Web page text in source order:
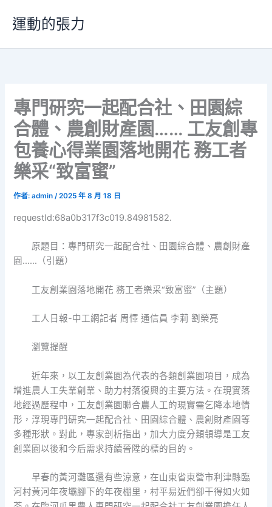
要
運動的張力
專門研究一起配合社、田園綜
合體、農創財產園…… 工友創專
包養心得業園落地開花 務工者
樂采“致富蜜”
作者:admin/2025 年 8 月 18 日
requestId:68a0b317f3c019.84981582.
原題目：專門研究一起配合社、田園綜合體、農創財產
園……（引題）
工友創業園落地開花 務工者樂采“致富蜜”（主題）
工人日報-中工網記者 周懌 通信員 李莉 劉榮亮
瀏覽提醒
近年來，以工友創業園為代表的各類創業園項目，成為
增進農人工失業創業、助力村落復興的主要方法。在現實落
地經過歷程中，工友創業園聯合農人工的現實需乞降本地情
形，浮現專門研究一起配合社、田園綜合體、農創財產園等
多種形狀。對此，專家剖析指出，加大力度分類領導是工友
創業園以後和今后需求持續晉陞的標的目的。
早春的黃河灘區還有些涼意，在山東省東營市利津縣臨
河村黃河年夜壩腳下的年夜棚里，村平易近們卻干得如火如